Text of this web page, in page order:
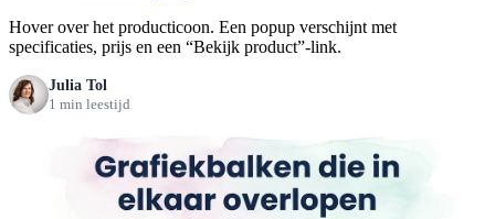
Hover over het producticoon. Een popup verschijnt met
specificaties, prijs en een “Bekijk product”-link.
Julia Tol
1 min leestijd